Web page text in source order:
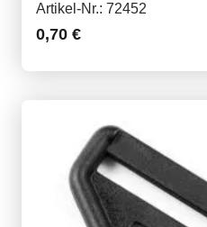
Artikel-Nr.: 72452
0,70 €